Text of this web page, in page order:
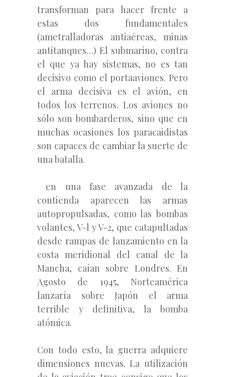
transforman para hacer frente a
estas dos fundamentales
(ametralladoras antiaéreas, minas
antitanques…) El submarino, contra
el que ya hay sistemas, no es tan
decisivo como el portaaviones. Pero
el arma decisiva es el avión, en
todos los terrenos. Los aviones no
sólo son bombarderos, sino que en
muchas ocasiones los paracaidistas
son capaces de cambiar la suerte de
una batalla.
en una fase avanzada de la
contienda aparecen las armas
autopropulsadas, como las bombas
volantes, V-l y V-2, que catapultadas
desde rampas de lanzamiento en la
costa meridional del canal de la
Mancha, caían sobre Londres. En
Agosto de 1945, Norteamérica
lanzaría sobre Japón el arma
terrible y definitiva, la bomba
atómica.
Con todo esto, la guerra adquiere
dimensiones nuevas. La utilización